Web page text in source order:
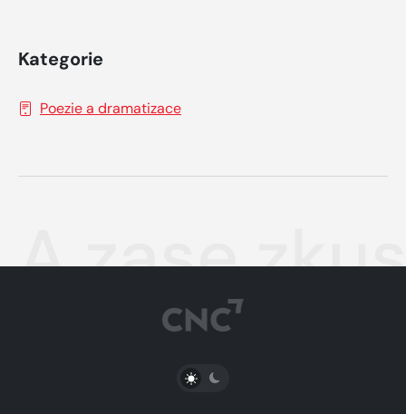
Kategorie
Poezie a dramatizace
A zase
PŘEPNOUT SVĚTLÝ/TMAVÝ REŽIM